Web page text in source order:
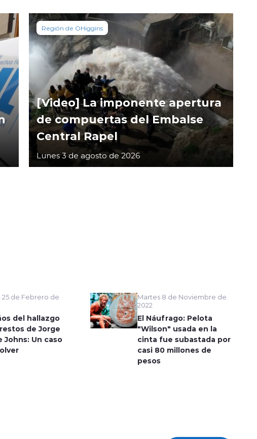
Región de OHiggins
[Video] La imponente apertura
de compuertas del Embalse
Central Rapel
Lunes 3 de agosto de 2026
de Febrero de
del hallazgo
de Jorge
Johns: Un caso
Martes 8 de Noviembre de
2022
El Náufrago: Pelota
"Wilson" usada en la
cinta fue subastada por
casi 80 millones de
pesos